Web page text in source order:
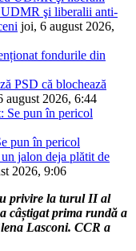
şi liberalii anti-
joi, 6 august 2026,
PSD că blochează
august 2026, 6:44
pun în pericol
jalon deja plătit de
2026, 9:06
privire la turul II al
câștigat prima rundă a
Lasconi. CCR a